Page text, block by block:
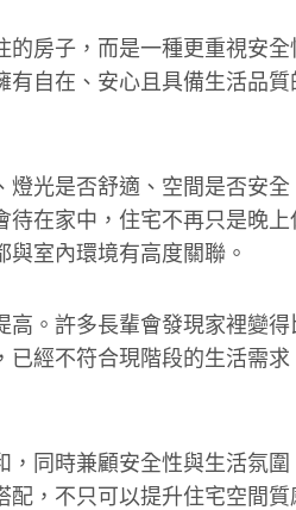
房子，而是一種更重視安全
自在、安心且具備生活品質
光是否舒適、空間是否安全
在家中，住宅不再只是晚
室內環境有高度關聯。
。許多長輩會發現家裡變得
經不符合現階段的生活需求
同時兼顧安全性與生活氛
，不只可以提升住宅空間